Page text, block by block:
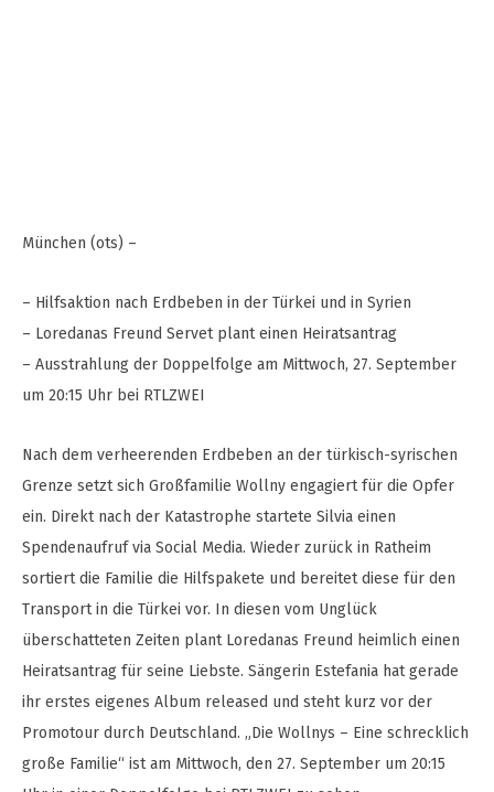
München (ots) –
– Hilfsaktion nach Erdbeben in der Türkei und in Syrien
– Loredanas Freund Servet plant einen Heiratsantrag
– Ausstrahlung der Doppelfolge am Mittwoch, 27. September
um 20:15 Uhr bei RTLZWEI
Nach dem verheerenden Erdbeben an der türkisch-syrischen
Grenze setzt sich Großfamilie Wollny engagiert für die Opfer
ein. Direkt nach der Katastrophe startete Silvia einen
Spendenaufruf via Social Media. Wieder zurück in Ratheim
sortiert die Familie die Hilfspakete und bereitet diese für den
Transport in die Türkei vor. In diesen vom Unglück
überschatteten Zeiten plant Loredanas Freund heimlich einen
Heiratsantrag für seine Liebste. Sängerin Estefania hat gerade
ihr erstes eigenes Album released und steht kurz vor der
Promotour durch Deutschland. „Die Wollnys – Eine schrecklich
große Familie“ ist am Mittwoch, den 27. September um 20:15